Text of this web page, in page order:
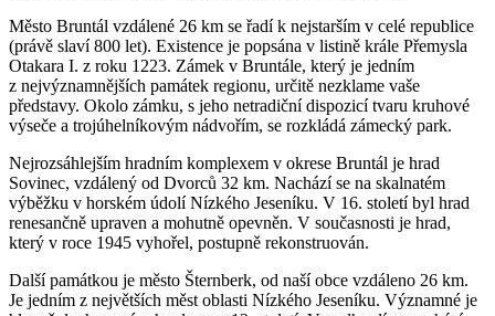
Město Bruntál vzdálené 26 km se řadí k nejstarším v celé republice
(právě slaví 800 let). Existence je popsána v listině krále Přemysla
Otakara I. z roku 1223. Zámek v Bruntále, který je jedním
z nejvýznamnějších památek regionu, určitě nezklame vaše
představy. Okolo zámku, s jeho netradiční dispozicí tvaru kruhové
výseče a trojúhelníkovým nádvořím, se rozkládá zámecký park.
Nejrozsáhlejším hradním komplexem v okrese Bruntál je hrad
Sovinec, vzdálený od Dvorců 32 km. Nachází se na skalnatém
výběžku v horském údolí Nízkého Jeseníku. V 16. století byl hrad
renesančně upraven a mohutně opevněn. V současnosti je hrad,
který v roce 1945 vyhořel, postupně rekonstruován.
Další památkou je město Šternberk, od naší obce vzdáleno 26 km.
Je jedním z největších měst oblasti Nízkého Jeseníku. Významné je